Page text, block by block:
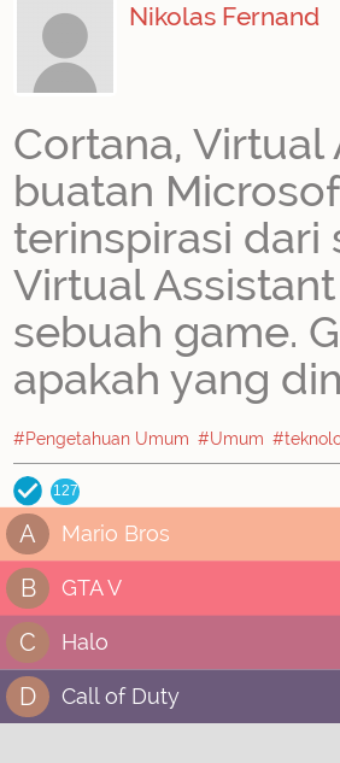
Nikolas Fernand
Cortana, Virtual
buatan
terinspirasi dari
Virtual
sebuah game.
apakah yang
#Pengetahuan Umum #Umum
127
A Mario Bros
B GTA V
C Halo
D Call of Duty